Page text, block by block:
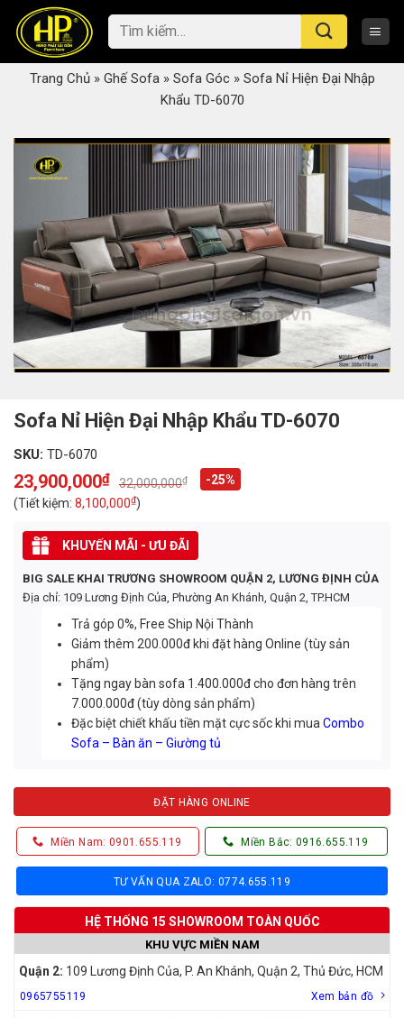
content
Tìm
kiếm:
Trang Chủ» Ghế Sofa» Sofa Góc» Sofa Nỉ Hiện Đại Nhập
Khẩu TD-6070
Sofa Nỉ Hiện Đại Nhập Khẩu TD-6070
SKU: TD-6070
32,000,000₫
Original
price
was:
32,000,000₫.
23,900,000₫
Current
price
is:
23,900,000₫.
-25%
(Tiết kiệm: 8,100,000₫)
KHUYẾN MÃI - ƯU ĐÃI
BIG SALE KHAI TRƯƠNG SHOWROOM QUẬN 2, LƯƠNG ĐỊNH CỦA
Địa chỉ: 109 Lương Định Của, Phường An Khánh, Quận 2, TP.HCM
Trả góp 0%, Free Ship Nội Thành
Giảm thêm 200.000đ khi đặt hàng Online (tùy sản
phẩm)
Tặng ngay bàn sofa 1.400.000đ cho đơn hàng trên
7.000.000đ (tùy dòng sản phẩm)
Đặc biệt chiết khấu tiền mặt cực sốc khi muaCombo
Sofa – Bàn ăn – Giường tủ
ĐẶT HÀNG ONLINE
Miền Nam: 0901.655.119 Miền Bắc: 0916.655.119
TƯ VẤN QUA ZALO: 0774.655.119
HỆ THỐNG 15 SHOWROOM TOÀN QUỐC
KHU VỰC MIỀN NAM
Quận 2: 109 Lương Định Của, P. An Khánh, Quận 2, Thủ Đức, HCM
0965755119 Xem bản đồ